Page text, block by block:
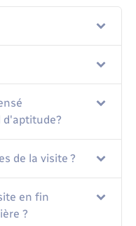
d'aptitude?
de la visite ?
en fin
?